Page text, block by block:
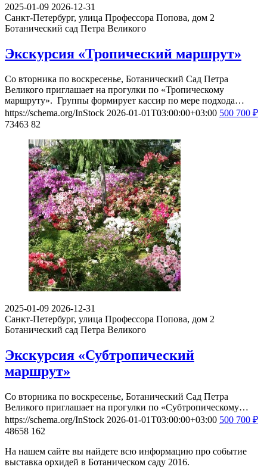
2025-01-09 2026-12-31
Санкт-Петербург, улица Профессора Попова, дом 2
Ботанический сад Петра Великого
Экскурсия «Тропический маршрут»
Со вторника по воскресенье, Ботанический Сад Петра
Великого приглашает на прогулки по «Тропическому
маршруту». Группы формирует кассир по мере подхода…
https://schema.org/InStock 2026-01-01T03:00:00+03:00 500 700 ₽
73463 82
2025-01-09 2026-12-31
Санкт-Петербург, улица Профессора Попова, дом 2
Ботанический сад Петра Великого
Экскурсия «Субтропический
маршрут»
Со вторника по воскресенье, Ботанический Сад Петра
Великого приглашает на прогулки по «Субтропическому…
https://schema.org/InStock 2026-01-01T03:00:00+03:00 500 700 ₽
48658 162
На нашем сайте вы найдете всю информацию про событие
выставка орхидей в Ботаническом саду 2016.